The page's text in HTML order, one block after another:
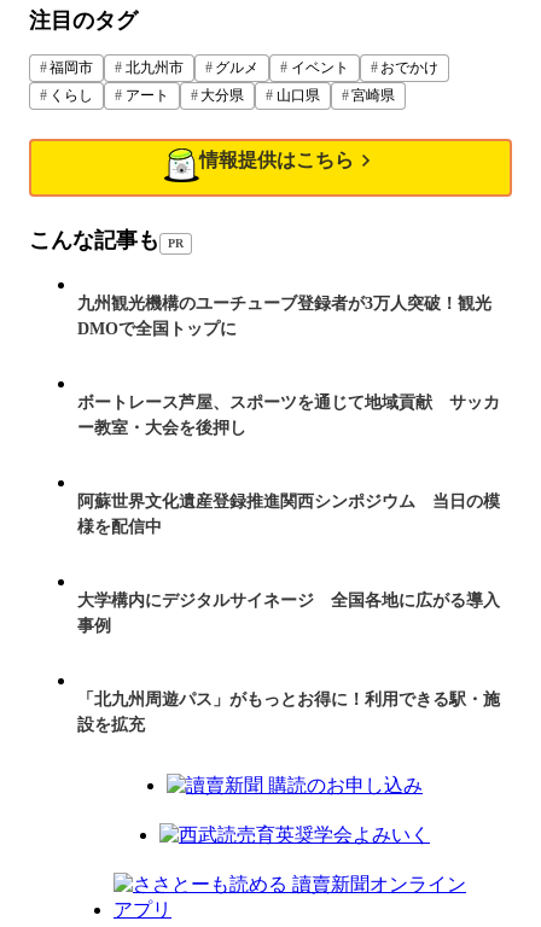
注目のタグ
福岡市 北九州市 グルメ イベント
おでかけ
くらし
アート 大分県 山口県 宮崎県
情報提供はこちら
こんな記事も PR
九州観光機構のユーチューブ登録者が3万人突破！観光
DMOで全国トップに
ボートレース芦屋、スポーツを通じて地域貢献 サッカ
ー教室・大会を後押し
阿蘇世界文化遺産登録推進関西シンポジウム 当日の模
様を配信中
大学構内にデジタルサイネージ 全国各地に広がる導入
事例
「北九州周遊パス」がもっとお得に！利用できる駅・施
設を拡充